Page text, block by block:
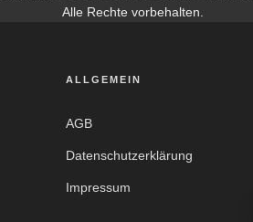
Alle Rechte vorbehalten.
ALLGEMEIN
AGB
Datenschutzerklärung
Impressum